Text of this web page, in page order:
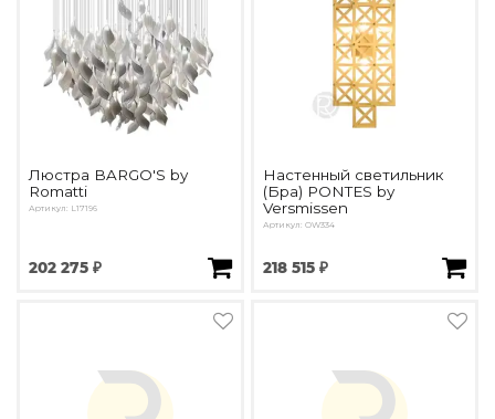
Люстра BARGO'S by
Romatti
Артикул: L17196
202 275 ₽
Настенный светильник
(Бра) PONTES by
Versmissen
Артикул: OW334
218 515 ₽